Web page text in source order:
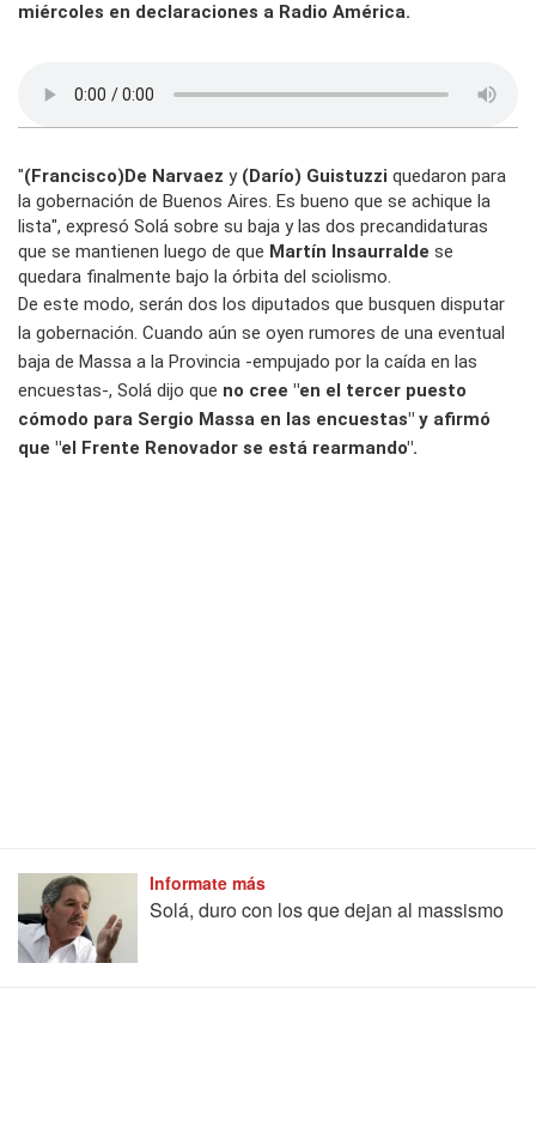
miércoles en declaraciones a Radio América.
"(Francisco)De Narvaez y(Darío) Guistuzzi quedaron para
la gobernación de Buenos Aires. Es bueno que se achique la
lista", expresó Solá sobre su baja y las dos precandidaturas
que se mantienen luego de que Martín Insaurralde se
quedara finalmente bajo la órbita del sciolismo.
De este modo, serán dos los diputados que busquen disputar
la gobernación. Cuando aún se oyen rumores de una eventual
baja de Massa a la Provincia -empujado por la caída en las
encuestas-, Solá dijo que no cree "en el tercer puesto
cómodo para Sergio Massa en las encuestas" y afirmó
que "el Frente Renovador se está rearmando".
Informate más
Solá, duro con los que dejan al massismo